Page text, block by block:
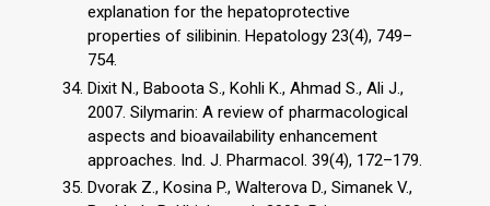
explanation for the hepatoprotective
properties of silibinin. Hepatology 23(4), 749–
754.
Dixit N., Baboota S., Kohli K., Ahmad S., Ali J.,
2007. Silymarin: A review of pharmacological
aspects and bioavailability enhancement
approaches. Ind. J. Pharmacol. 39(4), 172–179.
Dvorak Z., Kosina P., Walterova D., Simanek V.,